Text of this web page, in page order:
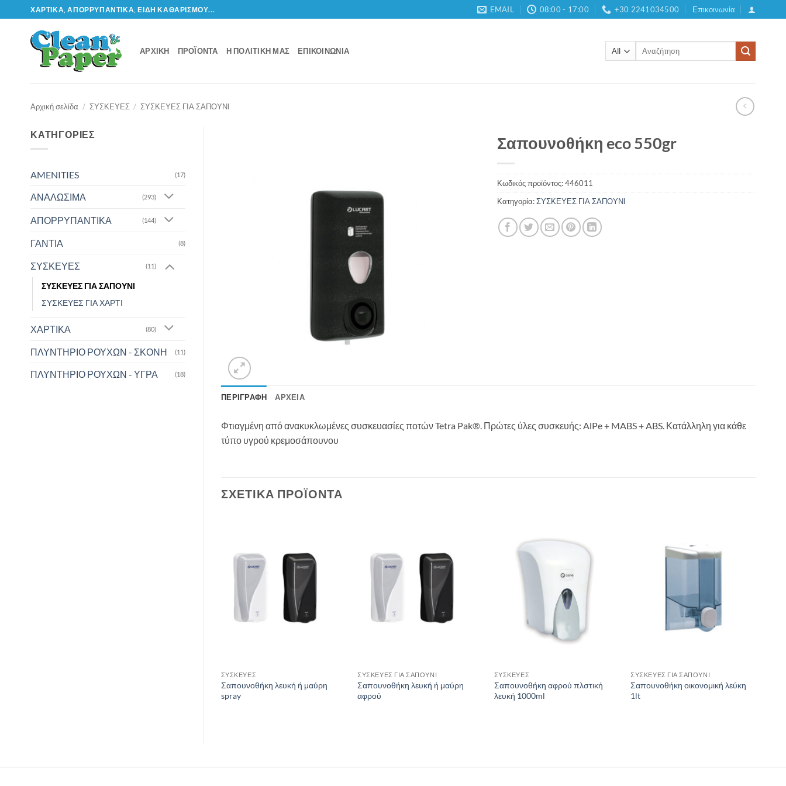
Μετάβαση
στο
περιεχόμενο
ΧΑΡΤΙΚΆ, ΑΠΟΡΡΥΠΑΝΤΙΚΆ, ΕΊΔΗ ΚΑΘΑΡΙΣΜΟΎ... EMAIL 08:00 - 17:00 +30 2241034500 Επικοινωνία
ΑΡΧΙΚΉ ΠΡΟΪΌΝΤΑ Η ΠΟΛΙΤΙΚΉ ΜΑΣ ΕΠΙΚΟΙΝΩΝΊΑ
Αναζήτηση
Αρχική σελίδα / ΣΥΣΚΕΥΕΣ / ΣΥΣΚΕΥΕΣ ΓΙΑ ΣΑΠΟΥΝΙ
ΚΑΤΗΓΟΡΊΕΣ
AMENITIES (17)
ΑΝΑΛΩΣΙΜΑ (293)
ΑΠΟΡΡΥΠΑΝΤΙΚΑ (144)
ΓΑΝΤΙΑ (8)
ΣΥΣΚΕΥΕΣ (11)
ΣΥΣΚΕΥΕΣ ΓΙΑ ΣΑΠΟΥΝΙ
ΣΥΣΚΕΥΕΣ ΓΙΑ ΧΑΡΤΙ
ΧΑΡΤΙΚΑ (80)
ΠΛΥΝΤΗΡΙΟ ΡΟΥΧΩΝ - ΣΚΟΝΗ (11)
ΠΛΥΝΤΗΡΙΟ ΡΟΥΧΩΝ - ΥΓΡΑ (18)
Σαπουνοθήκη eco 550gr
Κωδικός προϊόντος:446011
Κατηγορία:ΣΥΣΚΕΥΕΣ ΓΙΑ ΣΑΠΟΥΝΙ
ΠΕΡΙΓΡΑΦΉ ΑΡΧΕΊΑ
Φτιαγμένη από ανακυκλωμένες συσκευασίες ποτών Tetra Pak®. Πρώτες ύλες συσκευής: AlPe + MABS + ABS. Κατάλληλη για κάθε
τύπο υγρού κρεμοσάπουνου
ΣΧΕΤΙΚΆ ΠΡΟΪΌΝΤΑ
ΣΥΣΚΕΥΕΣ
Σαπουνοθήκη λευκή ή μαύρη
spray
ΣΥΣΚΕΥΕΣ ΓΙΑ ΣΑΠΟΥΝΙ
Σαπουνοθήκη λευκή ή μαύρη
αφρού
ΣΥΣΚΕΥΕΣ
Σαπουνοθήκη αφρού πλστική
λευκή 1000ml
ΣΥΣΚΕΥΕΣ ΓΙΑ ΣΑΠΟΥΝΙ
Σαπουνοθήκη οικονομική λεύκη
1lt